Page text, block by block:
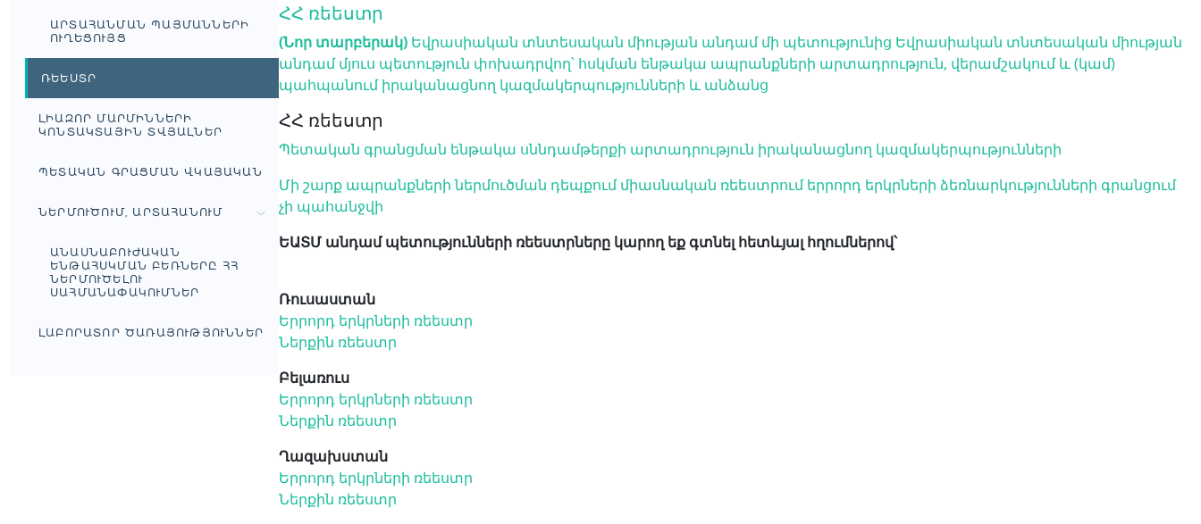
ԱՐՏԱՀԱՆՄԱՆ ՊԱՅՄԱՆՆԵՐԻ
ՈՒՂԵՑՈՒՅՑ
ՌԵԵՍՏՐ
ԼԻԱԶՈՐ ՄԱՐՄԻՆՆԵՐԻ
ԿՈՆՏԱԿՏԱՅԻՆ ՏՎՅԱԼՆԵՐ
ՊԵՏԱԿԱՆ ԳՐԱՑՄԱՆ ՎԿԱՅԱԿԱՆ
ՆԵՐՄՈՒԾՈՒՄ, ԱՐՏԱՀԱՆՈՒՄ
ԱՆԱՍՆԱԲՈՒԺԱԿԱՆ
ԵՆԹԱՀՍԿՄԱՆ ԲԵՌՆԵՐԸ ՀՀ
ՆԵՐՄՈՒԾԵԼՈՒ
ՍԱՀՄԱՆԱՓԱԿՈՒՄՆԵՐ
ԼԱԲՈՐԱՏՈՐ ԾԱՌԱՅՈՒԹՅՈՒՆՆԵՐ
ՀՀ ռեեստր
(Նոր տարբերակ) Եվրասիական տնտեսական միության անդամ մի պետությունից Եվրասիական տնտեսական միության
անդամ մյուս պետություն փոխադրվող՝ հսկման ենթակա ապրանքների արտադրություն, վերամշակում և (կամ)
պահպանում իրականացնող կազմակերպությունների և անձանց
ՀՀ ռեեստր
Պետական ​​գրանցման ենթակա սննդամթերքի արտադրություն իրականացնող կազմակերպությունների
Մի շարք ապրանքների ներմուծման դեպքում միասնական ռեեստրում երրորդ երկրների ձեռնարկությունների գրանցում
չի պահանջվի
ԵԱՏՄ անդամ պետությունների ռեեստրները կարող եք գտնել հետևյալ հղումներով՝
Ռուսաստան
Երրորդ երկրների ռեեստր
Ներքին ռեեստր
Բելառուս
Երրորդ երկրների ռեեստր
Ներքին ռեեստր
Ղազախստան
Երրորդ երկրների ռեեստր
Ներքին ռեեստր